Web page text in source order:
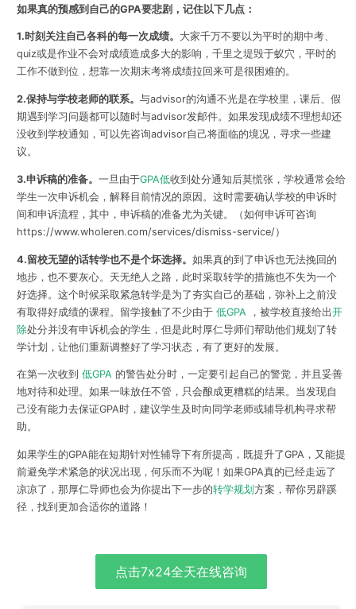
如果真的预感到自己的GPA要悲剧，记住以下几点：
1.时刻关注自己各科的每一次成绩。 大家千万不要以为平时的期中考、
quiz或是作业不会对成绩造成多大的影响，千里之堤毁于蚁穴，平时的
工作不做到位，想靠一次期末考将成绩拉回来可是很困难的。
2.保持与学校老师的联系。 与advisor的沟通不光是在学校里，课后、假
期遇到学习问题都可以随时与advisor发邮件。如果发现成绩不理想却还
没收到学校通知，可以先咨询advisor自己将面临的境况，寻求一些建
议。
3.申诉稿的准备。 一旦由于GPA低收到处分通知后莫慌张，学校通常会给
学生一次申诉机会，解释目前情况的原因。这时需要确认学校的申诉时
间和申诉流程，其中，申诉稿的准备尤为关键。（如何申诉可咨询
https://www.wholeren.com/services/dismiss-service/）
4.留校无望的话转学也不是个坏选择。 如果真的到了申诉也无法挽回的
地步，也不要灰心。天无绝人之路，此时采取转学的措施也不失为一个
好选择。这个时候采取紧急转学是为了夯实自己的基础，弥补上之前没
有取得好成绩的课程。留学接触了不少由于 低GPA ，被学校直接给出开
除处分并没有申诉机会的学生，但是此时厚仁导师们帮助他们规划了转
学计划，让他们重新调整好了学习状态，有了更好的发展。
在第一次收到 低GPA的警告处分时，一定要引起自己的警觉，并且妥善
地对待和处理。如果一味放任不管，只会酿成更糟糕的结果。当发现自
己没有能力去保证GPA时，建议学生及时向同学老师或辅导机构寻求帮
助。
如果学生的GPA能在短期针对性辅导下有所提高，既提升了GPA，又能提
前避免学术紧急的状况出现，何乐而不为呢！如果GPA真的已经走远了
凉凉了，那厚仁导师也会为你提出下一步的转学规划 方案，帮你另辟蹊
径，找到更加合适你的道路！
点击7x24全天在线咨询